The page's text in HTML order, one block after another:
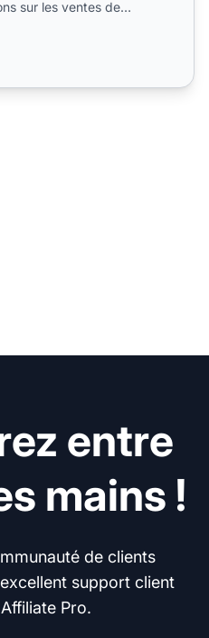
sur les ventes de
entre
mains !
de clients
support client
Pro.